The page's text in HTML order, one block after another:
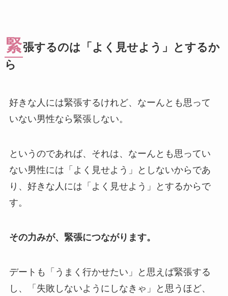
緊張するのは「よく見せよう」とするか
ら
好きな人には緊張するけれど、なーんとも思って
いない男性なら緊張しない。
というのであれば、それは、なーんとも思ってい
ない男性には「よく見せよう」としないからであ
り、好きな人には「よく見せよう」とするからで
す。
その力みが、緊張につながります。
デートも「うまく行かせたい」と思えば緊張する
し、「失敗しないようにしなきゃ」と思うほど、